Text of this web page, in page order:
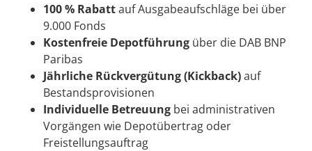
100 % Rabattauf Ausgabeaufschläge bei über
9.000 Fonds
Kostenfreie Depotführung über die DAB BNP
Paribas
Jährliche Rückvergütung (Kickback)auf
Bestandsprovisionen
Individuelle Betreuung bei administrativen
Vorgängen wie Depotübertrag oder
Freistellungsauftrag